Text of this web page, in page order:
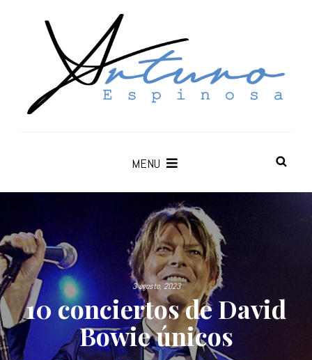
MENU
3 agosto, 2023
10 conciertos de David
Bowie únicos